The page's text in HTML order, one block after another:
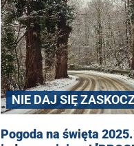
NIE DAJ SIĘ
Pogoda na święta